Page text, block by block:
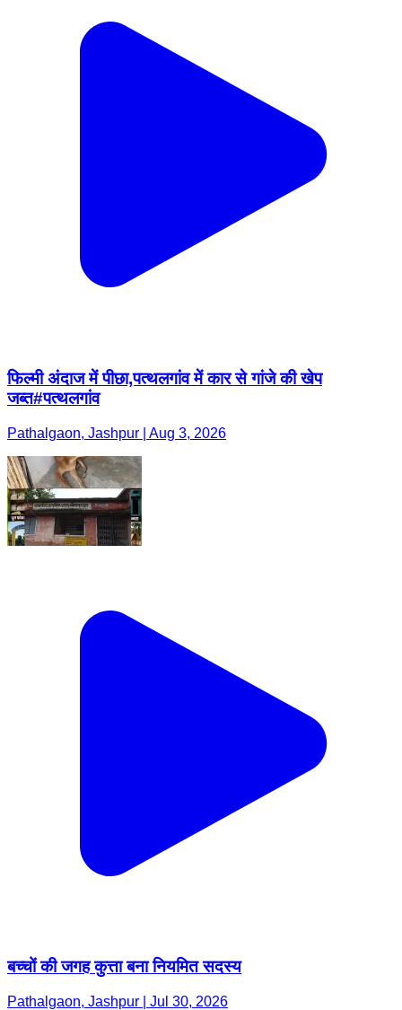
फिल्मी अंदाज में पीछा,पत्थलगांव में कार से गांजे की खेप
जब्त#पत्थलगांव
Pathalgaon, Jashpur | Aug 3, 2026
बच्चों की जगह कुत्ता बना नियमित सदस्य
Pathalgaon, Jashpur | Jul 30, 2026